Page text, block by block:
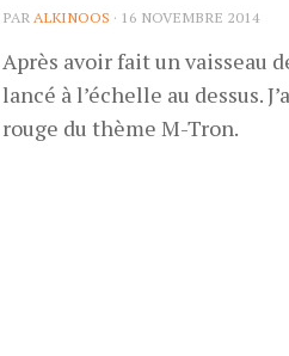
PARALKINOOS · 16 NOVEMBRE 2014
Après avoir fait un vaisseau
lancé à l’échelle au dessus.
rouge du thème M-Tron.